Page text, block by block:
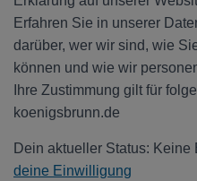
Erfahren Sie in unserer
darüber, wer wir sind, wie
können und wie wir
Ihre Zustimmung gilt für
koenigsbrunn.de
Dein aktueller Status:
deine Einwilligung